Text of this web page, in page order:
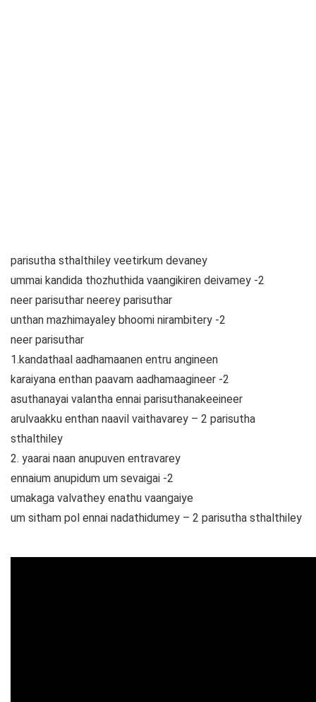
parisutha sthalthiley veetirkum devaney
ummai kandida thozhuthida vaangikiren deivamey -2
neer parisuthar neerey parisuthar
unthan mazhimayaley bhoomi nirambitery -2
neer parisuthar
1.kandathaal aadhamaanen entru angineen
karaiyana enthan paavam aadhamaagineer -2
asuthanayai valantha ennai parisuthanakeeineer
arulvaakku enthan naavil vaithavarey – 2 parisutha
sthalthiley
2. yaarai naan anupuven entravarey
ennaium anupidum um sevaigai -2
umakaga valvathey enathu vaangaiye
um sitham pol ennai nadathidumey – 2 parisutha sthalthiley